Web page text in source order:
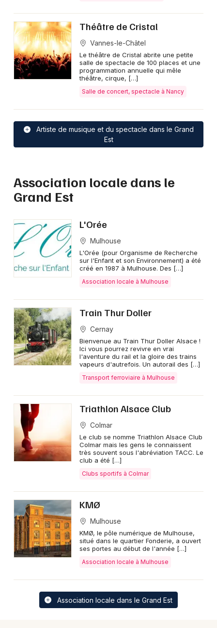
Théâtre de Cristal
Vannes-le-Châtel
Le théâtre de Cristal abrite une petite
salle de spectacle de 100 places et une
programmation annuelle qui mêle
théâtre, cirque, […]
Salle de concert, spectacle à Nancy
Artiste de musique et du spectacle dans le Grand
Est
Association locale dans le
Grand Est
L'Orée
Mulhouse
L'Orée (pour Organisme de Recherche
sur l'Enfant et son Environnement) a été
créé en 1987 à Mulhouse. Des […]
Association locale à Mulhouse
Train Thur Doller
Cernay
Bienvenue au Train Thur Doller Alsace !
Ici vous pourrez revivre en vrai
l'aventure du rail et la gloire des trains
vapeurs d'autrefois. Un autorail des […]
Transport ferroviaire à Mulhouse
Triathlon Alsace Club
Colmar
Le club se nomme Triathlon Alsace Club
Colmar mais les gens le connaissent
très souvent sous l'abréviation TACC. Le
club a été […]
Clubs sportifs à Colmar
KMØ
Mulhouse
KMØ, le pôle numérique de Mulhouse,
situé dans le quartier Fonderie, a ouvert
ses portes au début de l'année […]
Association locale à Mulhouse
Association locale dans le Grand Est